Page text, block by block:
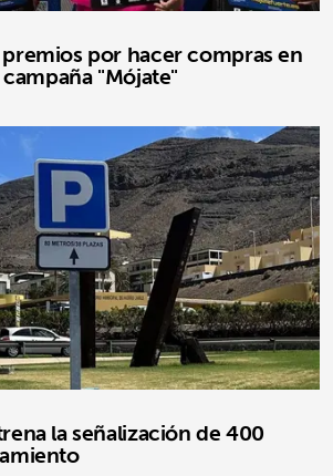
por hacer compras en
"Mójate"
la señalización de 400